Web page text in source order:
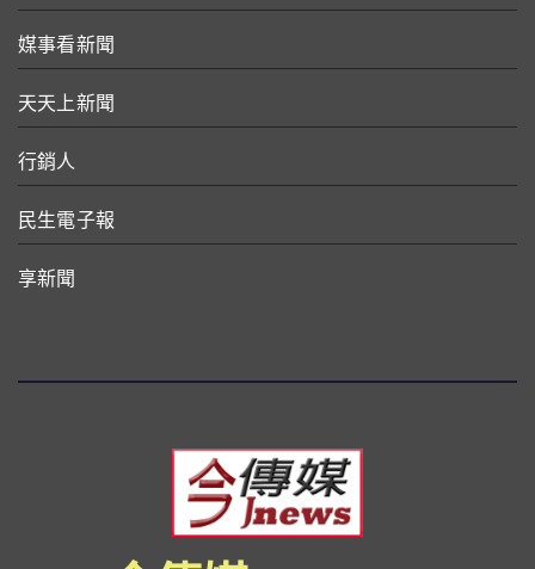
媒事看新聞
天天上新聞
行銷人
民生電子報
享新聞